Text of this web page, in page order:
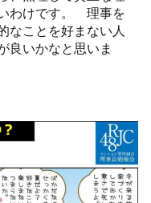
わけです。 理事を
なことを好まない人
良いかなと思いま